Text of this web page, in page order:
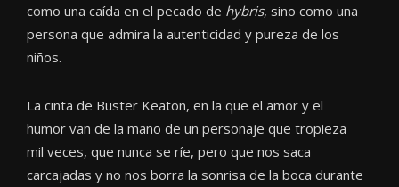
como una caída en el pecado de hybris, sino como una
persona que admira la autenticidad y pureza de los
niños.
La cinta de Buster Keaton, en la que el amor y el
humor van de la mano de un personaje que tropieza
mil veces, que nunca se ríe, pero que nos saca
carcajadas y no nos borra la sonrisa de la boca durante